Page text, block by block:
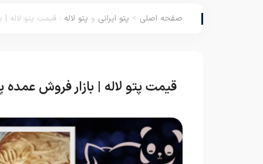
صفحه اصلی > پتو ایرانی و پتو لاله : قیمت پتو لاله |
قیمت پتو لاله | بازار فروش عمده